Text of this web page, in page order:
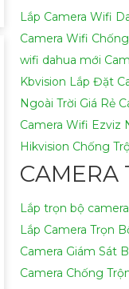
Lắp Camera Wifi
Camera Wifi
wifi dahua mới
Kbvision Lắp Đặt
Ngoài Trời Giá Rẻ
Camera Wifi Ezviz
Hikvision Chống
CAMERA
Lắp trọn bộ
Lắp Camera Trọn
Camera Giám Sát
Camera Chống